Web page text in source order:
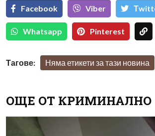
Facebook Viber
Whatsapp Pinterest
Тагове: Няма етикети за тази новина
ОЩЕ ОТ КРИМИНАЛНО